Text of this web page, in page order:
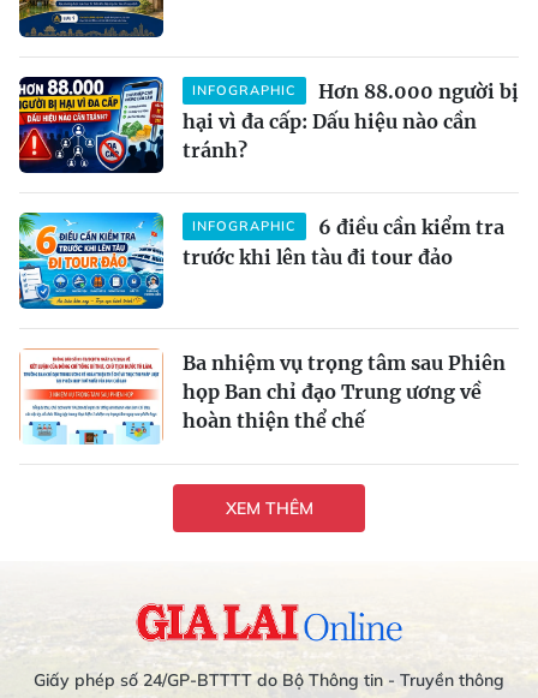
INFOGRAPHIC
Hơn 88.000 người bị
hại vì đa cấp: Dấu hiệu nào cần
tránh?
INFOGRAPHIC
6 điều cần kiểm tra
trước khi lên tàu đi tour đảo
Ba nhiệm vụ trọng tâm sau Phiên
họp Ban chỉ đạo Trung ương về
hoàn thiện thể chế
XEM THÊM
Giấy phép số 24/GP-BTTTT do Bộ Thông tin - Truyền thông